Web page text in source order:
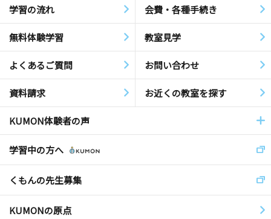
学習の流れ 会費・各種手続き
無料体験学習 教室見学
よくあるご質問 お問い合わせ
資料請求 お近くの教室を探す
KUMON体験者の声
学習中の方へ
くもんの先生募集
KUMONの原点